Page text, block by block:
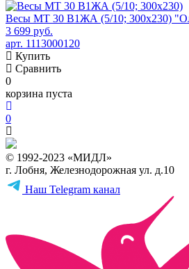
Весы МТ 30 В1ЖА (5/10; 300х230)
3 699 руб.
арт. 1113000120
Купить
Сравнить
0
корзина пуста
0
© 1992-2023 «МИДЛ»
г. Лобня, Железнодорожная ул. д.10
Наш Telegram канал